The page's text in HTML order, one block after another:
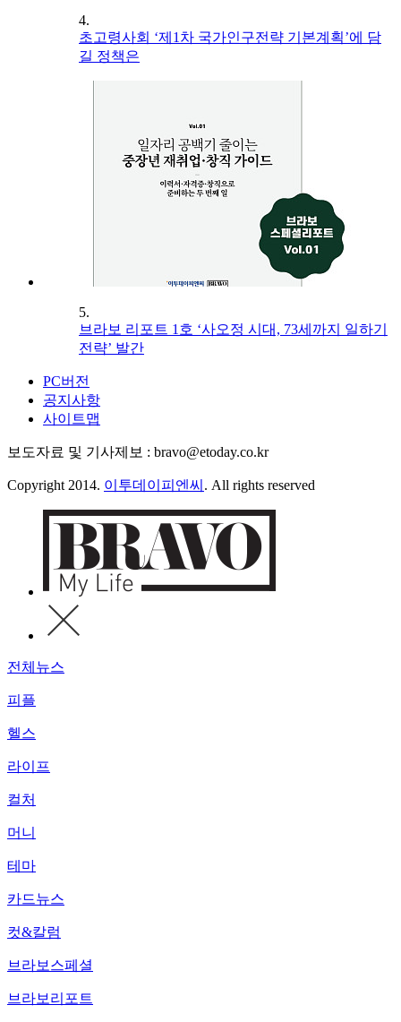
4.
초고령사회 ‘제1차 국가인구전략 기본계획’에 담
길 정책은
5.
브라보 리포트 1호 ‘사오정 시대, 73세까지 일하기
전략’ 발간
PC버전
공지사항
사이트맵
보도자료 및 기사제보 : bravo@etoday.co.kr
Copyright 2014. 이투데이피엔씨 . All rights reserved
전체뉴스
피플
헬스
라이프
컬처
머니
테마
카드뉴스
컷&칼럼
브라보스페셜
브라보리포트